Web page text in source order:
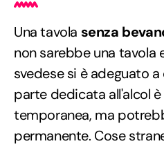
Una tavola senza
non sarebbe una tavola
svedese si è adeguato
parte dedicata all'alcol
temporanea, ma
permanente. Cose